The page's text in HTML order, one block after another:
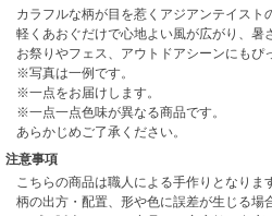
カラフルな柄が目を惹くアジアンテイスト
軽くあおぐだけで心地よい風が広がり、暑
お祭りやフェス、アウトドアシーンにもぴ
※写真は一例です。
※一点をお届けします。
※一点一点色味が異なる商品です。
あらかじめご了承ください。
注意事項
こちらの商品は職人による手作りとなり
柄の出方・配置、形や色に誤差が生じる